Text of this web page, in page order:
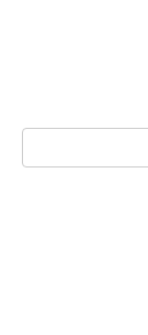
Пошук: